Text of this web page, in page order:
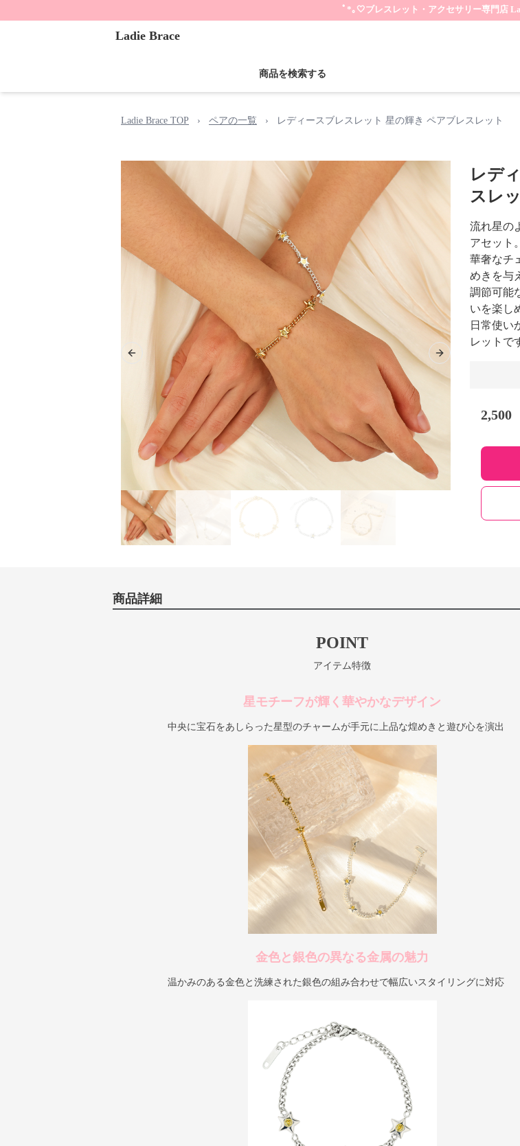
ﾟ*｡🤍ブレスレット・アクセサリー専門店
Ladie Brace
商品を検索する
Ladie Brace TOP › ペアの一覧 › レディースブレスレット 星の輝き ペアブレスレット
Previous slide Next slide
レデ
スレ
流れ星の
アセット。
華奢なチ
めきを与
調節可能
いを楽し
日常使い
レットで
2,500
商品詳細
POINT
アイテム特徴
星モチーフが輝く華やかなデザイン
中央に宝石をあしらった星型のチャームが手元に上品な煌めきと遊び心を演出
金色と銀色の異なる金属の魅力
温かみのある金色と洗練された銀色の組み合わせで幅広いスタイリングに対応